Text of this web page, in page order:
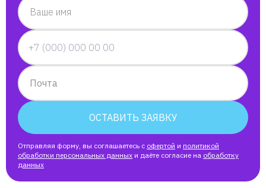
Ваше имя
Почта
ОСТАВИТЬ ЗАЯВКУ
Отправляя форму, вы соглашаетесь с офертой и политикой
обработки персональных данных и даёте согласие на обработку
данных